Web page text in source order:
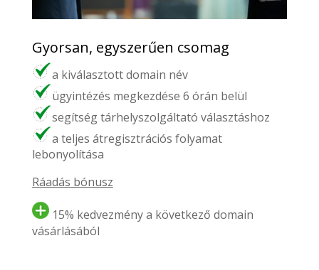
Gyorsan, egyszerűen csomag
a kiválasztott domain név
ügyintézés megkezdése 6 órán belül
segítség tárhelyszolgáltató választáshoz
a teljes átregisztrációs folyamat
lebonyolítása
Ráadás bónusz
15% kedvezmény a következő domain
vásárlásából